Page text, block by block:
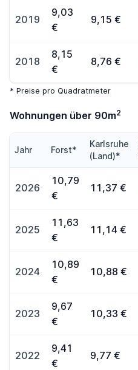
2019
9,03
€
9,15 €
2018
8,15
€
8,76 €
* Preise pro Quadratmeter
Wohnungen über 90m2
Jahr Forst*
Karlsruhe
(Land)*
2026
10,79
€
11,37 €
2025
11,63
€
11,14 €
2024
10,89
€
10,88 €
2023
9,67
€
10,33 €
2022
9,41
€
9,77 €